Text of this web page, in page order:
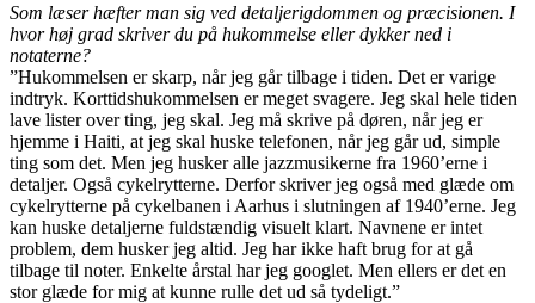
Som læser hæfter man sig ved detaljerigdommen og præcisionen. I
hvor høj grad skriver du på hukommelse eller dykker ned i
notaterne?
”Hukommelsen er skarp, når jeg går tilbage i tiden. Det er varige
indtryk. Korttidshukommelsen er meget svagere. Jeg skal hele tiden
lave lister over ting, jeg skal. Jeg må skrive på døren, når jeg er
hjemme i Haiti, at jeg skal huske telefonen, når jeg går ud, simple
ting som det. Men jeg husker alle jazzmusikerne fra 1960’erne i
detaljer. Også cykelrytterne. Derfor skriver jeg også med glæde om
cykelrytterne på cykelbanen i Aarhus i slutningen af 1940’erne. Jeg
kan huske detaljerne fuldstændig visuelt klart. Navnene er intet
problem, dem husker jeg altid. Jeg har ikke haft brug for at gå
tilbage til noter. Enkelte årstal har jeg googlet. Men ellers er det en
stor glæde for mig at kunne rulle det ud så tydeligt.”